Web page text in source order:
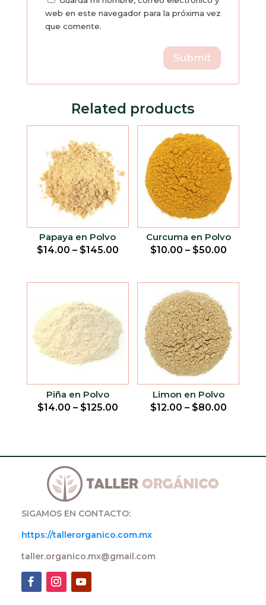
web en este navegador para la próxima vez
que comente.
Related products
Papaya en Polvo
$14.00 – $145.00
Curcuma en Polvo
$10.00 – $50.00
Piña en Polvo
$14.00 – $125.00
Limon en Polvo
$12.00 – $80.00
SIGAMOS EN CONTACTO:
https://tallerorganico.com.mx
taller.organico.mx@gmail.com